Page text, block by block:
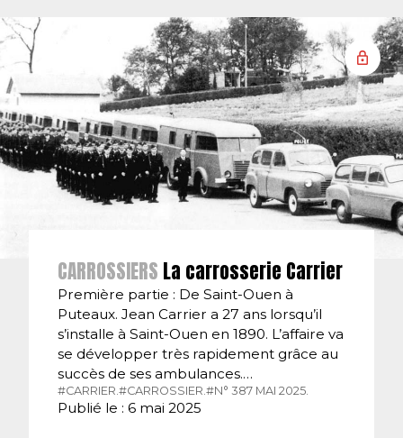
CARROSSIERS La carrosserie Carrier
Première partie : De Saint-Ouen à
Puteaux. Jean Carrier a 27 ans lorsqu’il
s’installe à Saint-Ouen en 1890. L’affaire va
se développer très rapidement grâce au
succès de ses ambulances.…
#CARRIER.#CARROSSIER.#N° 387 MAI 2025.
Publié le : 6 mai 2025